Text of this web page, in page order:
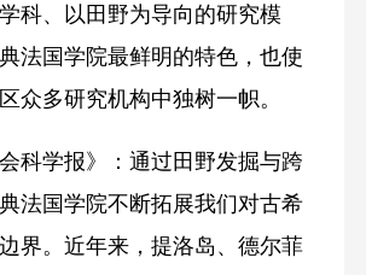
科、以田野为导向的研究模
法国学院最鲜明的特色，也使
众多研究机构中独树一帜。
会科学报》：通过田野发掘与跨
法国学院不断拓展我们对古希
界。近年来，提洛岛、德尔菲